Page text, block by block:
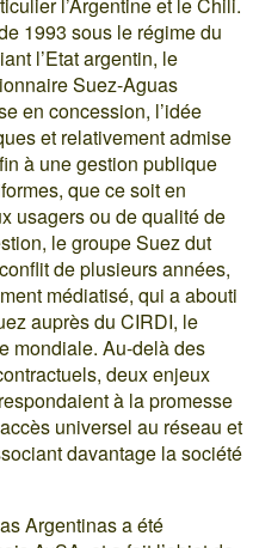
l’Argentine et le Chili.
1993 sous le régime du
l’Etat argentin, le
Suez-Aguas
en concession, l’idée
et relativement admise
à une gestion publique
que ce soit en
usagers ou de qualité de
le groupe Suez dut
de plusieurs années,
médiatisé, qui a abouti
auprès du CIRDI, le
mondiale. Au-delà des
deux enjeux
à la promesse
universel au réseau et
davantage la société
Argentinas a été